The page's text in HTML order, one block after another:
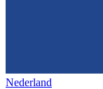
Nederland